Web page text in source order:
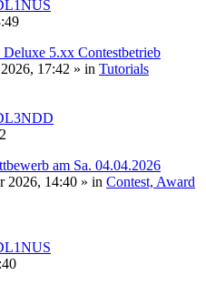
5.xx Contestbetrieb
17:42 » in Tutorials
am Sa. 04.04.2026
2026, 14:40 » in Contest, Award